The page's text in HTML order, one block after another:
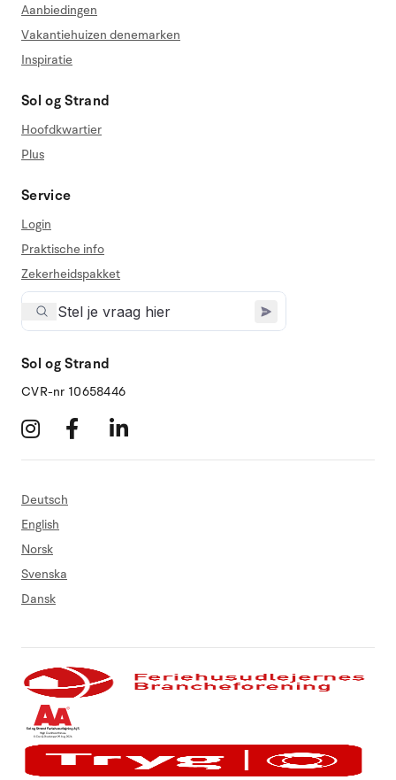
Aanbiedingen
Vakantiehuizen denemarken
Inspiratie
Sol og Strand
Hoofdkwartier
Plus
Service
Login
Praktische info
Zekerheidspakket
Sol og Strand
CVR-nr 10658446
Deutsch
English
Norsk
Svenska
Dansk